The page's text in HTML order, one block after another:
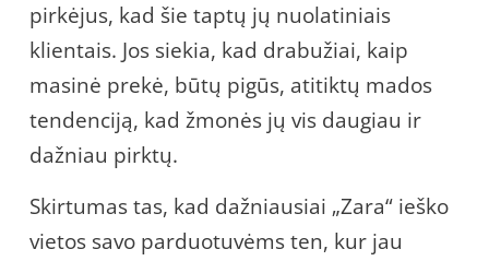
pirkėjus, kad šie taptų jų nuolatiniais
klientais. Jos siekia, kad drabužiai, kaip
masinė prekė, būtų pigūs, atitiktų mados
tendenciją, kad žmonės jų vis daugiau ir
dažniau pirktų.
Skirtumas tas, kad dažniausiai „Zara“ ieško
vietos savo parduotuvėms ten, kur jau